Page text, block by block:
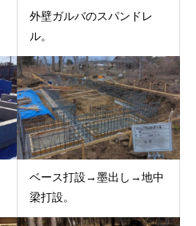
外壁ガルバのスパンドレ
ル。
ベース打設→墨出し→地中
梁打設。